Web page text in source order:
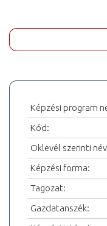
Képzési program
Kód:
Oklevél szerinti
Képzési forma:
Tagozat:
Gazdatanszék: